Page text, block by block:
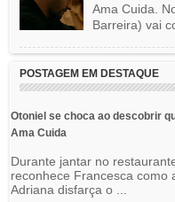
Ama Cuida.
Barreira) vai
POSTAGEM EM DESTAQUE
Otoniel se choca ao descobrir
Ama Cuida
Durante jantar no
reconhece Francesca como
Adriana disfarça o ...